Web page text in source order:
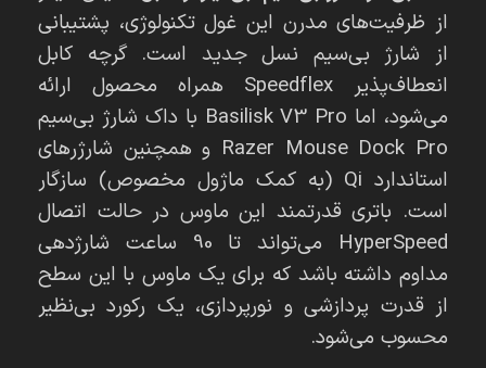
از ظرفیت‌های مدرن این غول تکنولوژی، پشتیبانی
از شارژ بی‌سیم نسل جدید است. گرچه کابل
انعطاف‌پذیر Speedflex همراه محصول ارائه
می‌شود، اما Basilisk V3 Pro با داک شارژ بی‌سیم
Razer Mouse Dock Pro و همچنین شارژرهای
استاندارد Qi (به کمک ماژول مخصوص) سازگار
است. باتری قدرتمند این ماوس در حالت اتصال
HyperSpeed می‌تواند تا 90 ساعت شارژدهی
مداوم داشته باشد که برای یک ماوس با این سطح
از قدرت پردازشی و نورپردازی، یک رکورد بی‌نظیر
محسوب می‌شود.